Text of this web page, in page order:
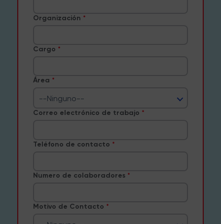
Organización
Cargo
Área
--Ninguno--
Correo electrónico de trabajo
Teléfono de contacto
Numero de colaboradores
Motivo de Contacto